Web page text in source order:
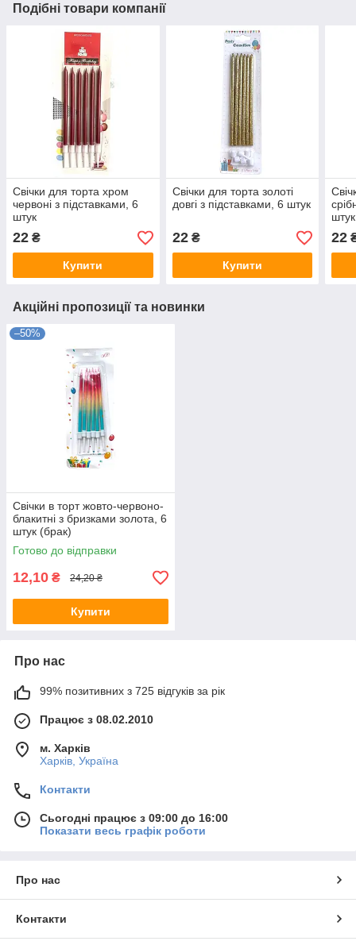
Подібні товари компанії
Свічки для торта хром
червоні з підставками, 6
штук
22 ₴
Купити
Свічки для торта золоті
довгі з підставками, 6 штук
22₴
Купити
штук
22
Акційні пропозиції та новинки
–50%
Свічки в торт жовто-червоно-
блакитні з бризками золота, 6
штук (брак)
Готово до відправки
12,10 ₴ 24,20 ₴
Купити
Про нас
99% позитивних з 725 відгуків за рік
Працює з 08.02.2010
м. Харків
Харків, Україна
Контакти
Сьогодні працює з 09:00 до 16:00
Показати весь графік роботи
Про нас
Контакти